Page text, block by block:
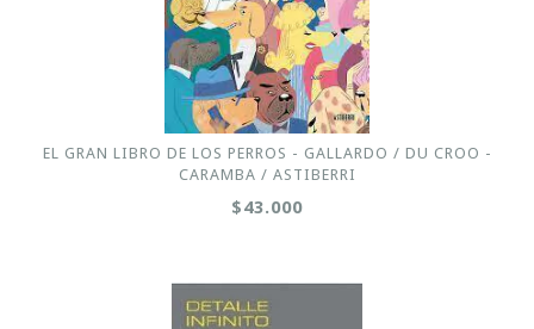
EL GRAN LIBRO DE LOS PERROS - GALLARDO / DU CROO -
CARAMBA / ASTIBERRI
$43.000